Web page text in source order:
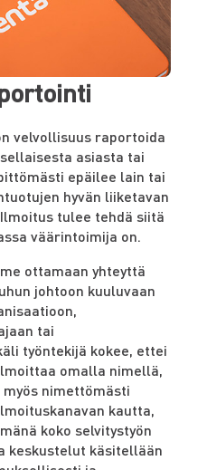
velvollisuus raportoida
asiasta tai
epäilee lain tai
hyvän liiketavan
tulee tehdä siitä
väärintoimija on.
ottamaan yhteyttä
johtoon kuuluvaan
tai
työntekijä kokee, ettei
omalla nimellä,
nimettömästi
kautta,
koko selvitystyön
keskustelut käsitellään